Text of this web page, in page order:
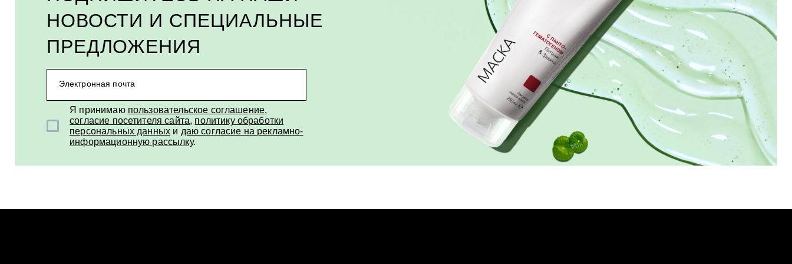
НОВОСТИ И СПЕЦИАЛЬНЫЕ
ПРЕДЛОЖЕНИЯ
Электронная почта
Я принимаю пользовательское соглашение,
согласие посетителя сайта, политику обработки
персональных данных и даю согласие на рекламно-
информационную рассылку.